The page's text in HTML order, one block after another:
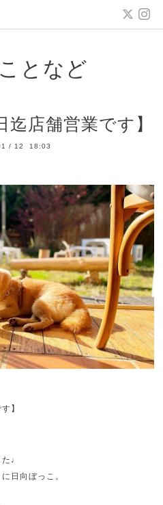
となど
迄店舗営業です】
/ 12 18:03
】
♩
日向ぼっこ。